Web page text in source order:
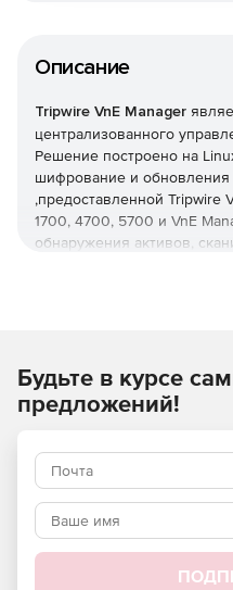
Описание
Tripwire VnE Manager
централизованного
Решение построено на
шифрование и обновления
,предоставленной Tripwire
1700, 4700, 5700 и VnE
обнаружения активов,
Будьте в курсе
предложений!